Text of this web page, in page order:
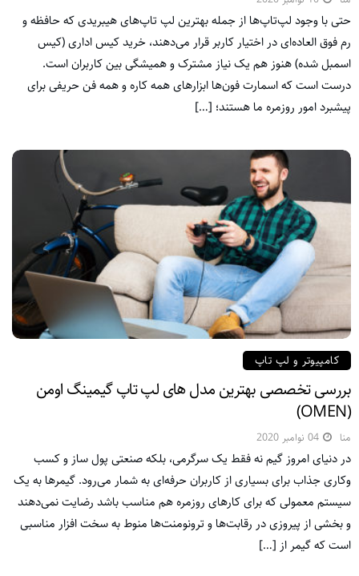
حتی با وجود لپ‌تاپ‌ها از جمله بهترین لپ تاپ‌های هیبریدی که حافظه و
رم فوق العاده‌ای در اختیار کاربر قرار می‌دهند، خرید کیس اداری (کیس
اسمبل شده) هنوز هم یک نیاز مشترک و همیشگی بین کاربران است.
درست است که اسمارت فون‌ها ابزارهای همه کاره و همه فن حریفی برای
پیشبرد امور روزمره ما هستند؛ […]
کامپیوتر و لپ تاپ
بررسی تخصصی بهترین مدل های لپ تاپ گیمینگ اومن
(OMEN)
منا 04 نوامبر 2020
در دنیای امروز گیم نه فقط یک سرگرمی، بلکه صنعتی پول ساز و کسب
وکاری جذاب برای بسیاری از کاربران حرفه‌ای به شمار می‌رود. گیمرها به یک
سیستم معمولی که برای کارهای روزمره هم مناسب باشد رضایت نمی‌دهند
و بخشی از پیروزی در رقابت‌ها و ترونومنت‌ها منوط به سخت افزار مناسبی
است که گیمر از […]